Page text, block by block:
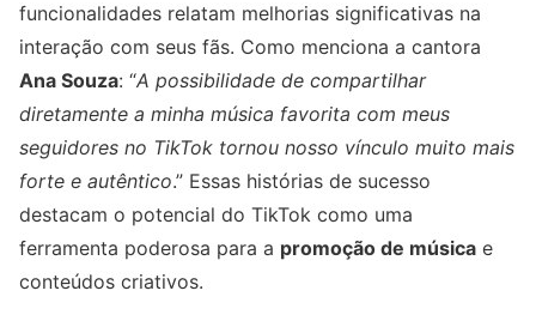
funcionalidades relatam melhorias significativas na
interação com seus fãs. Como menciona a cantora
Ana Souza: “A possibilidade de compartilhar
diretamente a minha música favorita com meus
seguidores no TikTok tornou nosso vínculo muito mais
forte e autêntico.” Essas histórias de sucesso
destacam o potencial do TikTok como uma
ferramenta poderosa para a promoção de música e
conteúdos criativos.